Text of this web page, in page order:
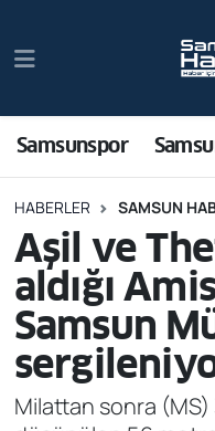
Samsunspor
HABERLER SAMSUN
Aşil ve
aldığı
Samsun
Milattan sonra (MS)
Samsun Haber
Sağlık
Asayiş
Bilim ve
Bölge
Dünya
Trafik Durumu
Süper Lig Puan
Tüm Manşetler
Son Dakika
Haber Arşivi